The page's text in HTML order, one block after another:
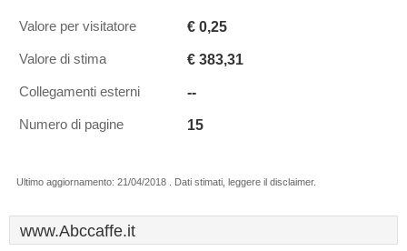
Valore per visitatore € 0,25
Valore di stima € 383,31
Collegamenti esterni --
Numero di pagine 15
Ultimo aggiornamento: 21/04/2018 . Dati stimati, leggere il disclaimer.
www.Abccaffe.it